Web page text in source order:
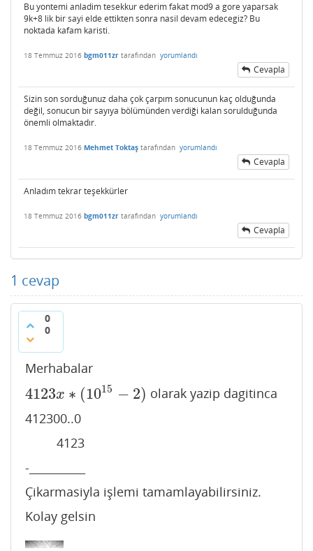
Bu yontemi anladim tesekkur ederim fakat mod9 a gore yaparsak
9k+8 lik bir sayi elde ettikten sonra nasil devam edecegiz? Bu
noktada kafam karisti.
18 Temmuz 2016 bgm011zr tarafından yorumlandı
Cevapla
Sizin son sorduğunuz daha çok çarpım sonucunun kaç olduğunda
değil, sonucun bir sayıya bölümünden verdiği kalan sorulduğunda
önemli olmaktadır.
18 Temmuz 2016 Mehmet Toktaş tarafından yorumlandı
Cevapla
Anladım tekrar teşekkürler
18 Temmuz 2016 bgm011zr tarafından yorumlandı
Cevapla
1 cevap
0
0
Merhabalar
4123x ∗ (1015 − 2)
4123x∗(1015−2
olarak yazip dagitinca
412300..0
4123
-__________
Çikarmasiyla işlemi tamamlayabilirsiniz.
Kolay gelsin